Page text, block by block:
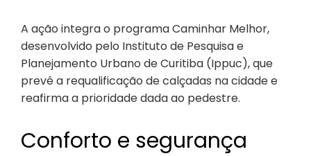
A ação integra o programa Caminhar Melhor,
desenvolvido pelo Instituto de Pesquisa e
Planejamento Urbano de Curitiba (Ippuc), que
prevê a requalificação de calçadas na cidade e
reafirma a prioridade dada ao pedestre.
Conforto e segurança